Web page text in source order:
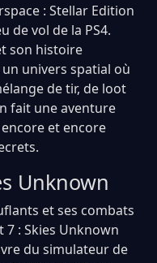
: Stellar Edition
de vol de la PS4.
son histoire
univers spatial où
de tir, de loot
fait une aventure
et encore
Unknown
et ses combats
7 : Skies Unknown
du simulateur de